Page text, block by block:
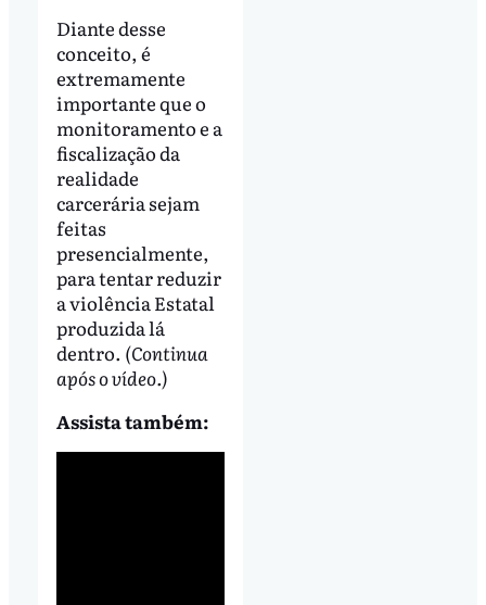
Diante desse
conceito, é
extremamente
importante que o
monitoramento e a
fiscalização da
realidade
carcerária sejam
feitas
presencialmente,
para tentar reduzir
a violência Estatal
produzida lá
dentro. (Continua
após o vídeo.)
Assista também: